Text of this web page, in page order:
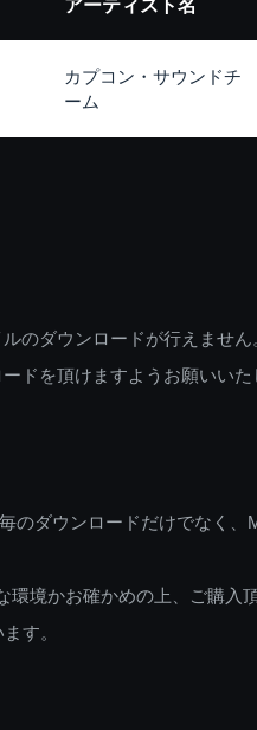
アーティスト名
カプコン・サウンドチ
ーム
のダウンロードが行えません
ドを頂けますようお願いいた
ダウンロードだけでなく、
境かお確かめの上、ご購入
す。